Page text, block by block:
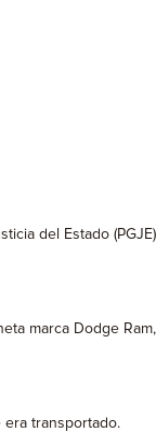
del Estado (PGJE)
marca Dodge Ram,
transportado.